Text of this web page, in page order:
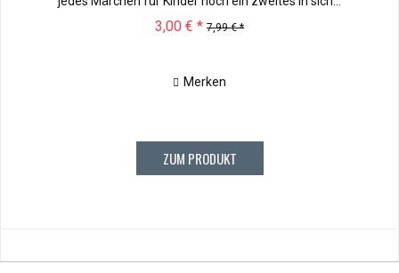
3,00 € * 7,99 € *
Merken
ZUM PRODUKT